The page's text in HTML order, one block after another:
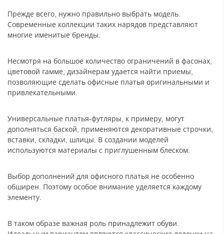
Прежде всего, нужно правильно выбрать модель.
Современные коллекции таких нарядов представляют
многие именитые бренды.
Несмотря на большое количество ограничений в фасонах,
цветовой гамме, дизайнерам удается найти приемы,
позволяющие сделать офисные платья оригинальными и
привлекательными.
Универсальные платья-футляры, к примеру, могут
дополняться баской, применяются декоративные строчки,
вставки, складки, шлицы. В создании моделей
используются материалы с приглушенным блеском.
Выбор дополнений для офисного платья не особенно
обширен. Поэтому особое внимание уделяется каждому
элементу.
В таком образе важная роль принадлежит обуви.